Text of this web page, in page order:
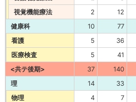
視覚機能療法
2 12
健康科
10 77
看護
5 36
医療検査
5 41
<共テ後期>
37 140
理
14 33
物理
4 7